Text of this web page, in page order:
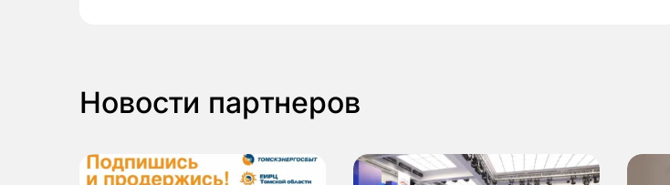
Новости партнеров